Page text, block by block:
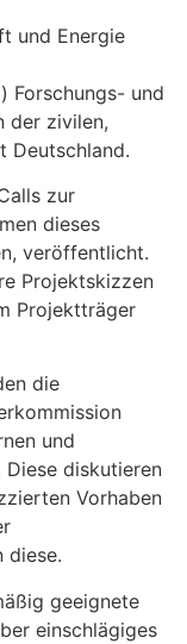
und Energie
Forschungs- und
der zivilen,
Deutschland.
zur
dieses
veröffentlicht.
Projektskizzen
Projektträger
die
und
diskutieren
Vorhaben
diese.
geeignete
einschlägiges